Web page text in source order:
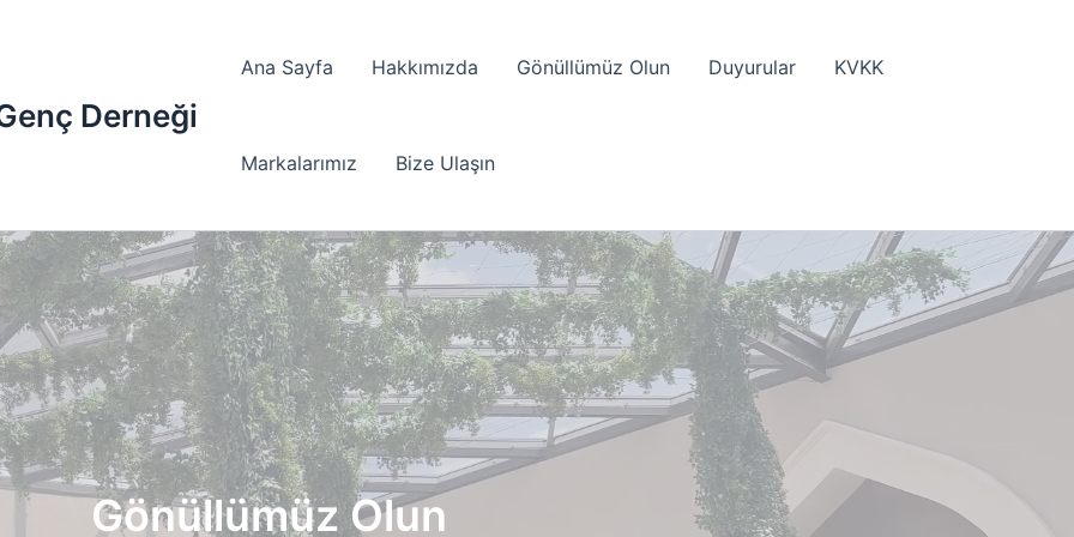
Derneği
Ana Sayfa Hakkımızda Gönüllümüz Olun Duyurular KVKK
Markalarımız Bize Ulaşın
Gönüllümüz Olun